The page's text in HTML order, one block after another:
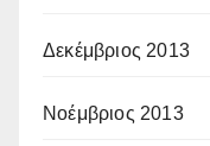
Δεκέμβριος 2013
Νοέμβριος 2013